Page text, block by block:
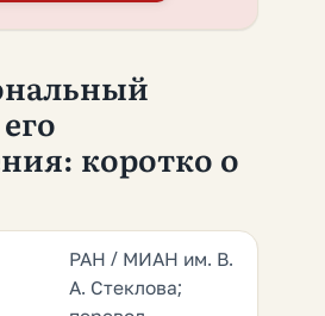
коротко о
РАН / МИАН им. В.
А. Стеклова;